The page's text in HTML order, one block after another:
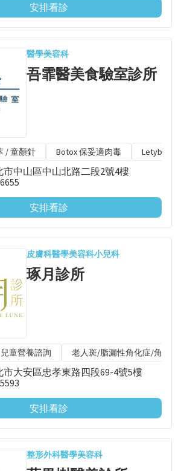
安排看診
醫學美容科
吾霏醫美食驗室診所
/ 童顏針 Botox 保妥適肉毒 Letybo 保
市中山區中山北路二段2號4樓
安排看診
皮膚科醫學美容科小兒科
琢月診所
兒童營養諮詢 老人斑/脂漏性角化症/角質增
市大安區忠孝東路四段69-4號5樓
安排看診
整形外科醫學美容科